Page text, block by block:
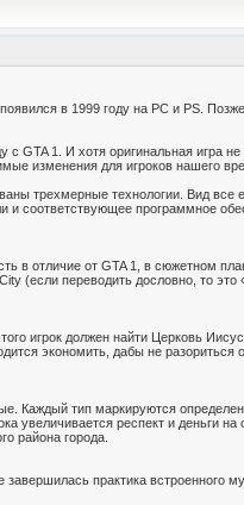
в 1999 году на PC и PS.
GTA 1. И хотя оригинальная игра
изменения для игроков нашего
трехмерные технологии. Вид все
и соответствующее программное
в отличие от GTA 1, в сюжетном
(если переводить дословно, то
игрок должен найти Церковь
экономить, дабы не
Каждый тип маркируются
увеличивается респект и деньги на
района города.
завершилась практика встроенного